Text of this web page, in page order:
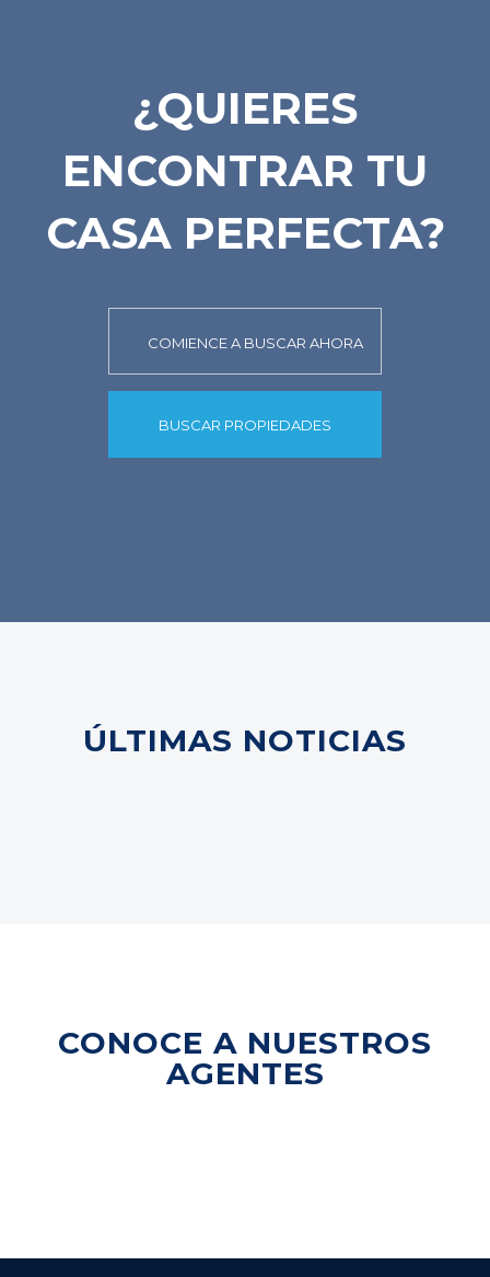
¿QUIERES
ENCONTRAR TU
CASA PERFECTA?
COMIENCE A BUSCAR AHORA
BUSCAR PROPIEDADES
ÚLTIMAS NOTICIAS
CONOCE A NUESTROS
AGENTES